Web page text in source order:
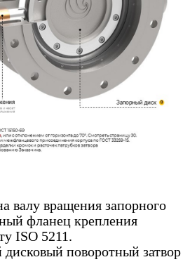
валу вращения запорного
фланец крепления
ISO 5211.
поворотный затвор